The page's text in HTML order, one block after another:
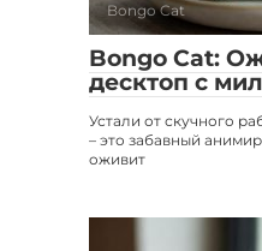
Bongo Cat
Bongo Cat:
десктоп с
Устали от скучного
– это забавный
оживит